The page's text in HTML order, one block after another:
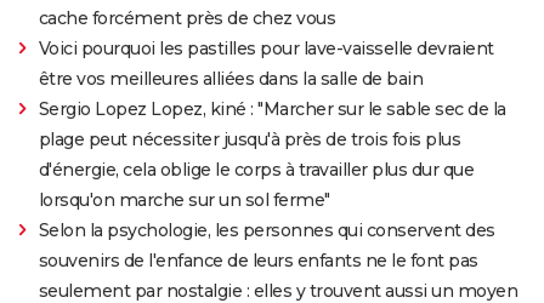
cache forcément près de chez vous
Voici pourquoi les pastilles pour lave-vaisselle devraient
être vos meilleures alliées dans la salle de bain
Sergio Lopez Lopez, kiné : "Marcher sur le sable sec de la
plage peut nécessiter jusqu'à près de trois fois plus
d'énergie, cela oblige le corps à travailler plus dur que
lorsqu'on marche sur un sol ferme"
Selon la psychologie, les personnes qui conservent des
souvenirs de l'enfance de leurs enfants ne le font pas
seulement par nostalgie : elles y trouvent aussi un moyen